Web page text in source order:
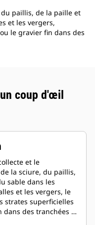
paillis, de la paille et
et les vergers,
le gravier fin dans des
coup d'œil
et le
la sciure, du paillis,
sable dans les
et les vergers, le
strates superficielles
des tranchées et